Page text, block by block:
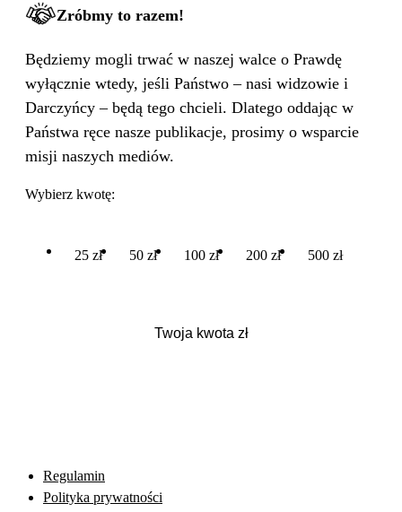
Zróbmy to razem!
Będziemy mogli trwać w naszej walce o Prawdę
wyłącznie wtedy, jeśli Państwo – nasi widzowie i
Darczyńcy – będą tego chcieli. Dlatego oddając w
Państwa ręce nasze publikacje, prosimy o wsparcie
misji naszych mediów.
Wybierz kwotę:
25 zł 50 zł 100 zł 200 zł 500 zł
Regulamin
Polityka prywatności